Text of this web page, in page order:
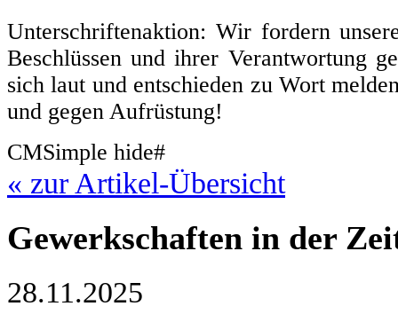
Unterschriftenaktion: Wir fordern
Beschlüssen und ihrer Verantwortung
sich laut und entschieden zu Wort
und gegen Aufrüstung!
CMSimple hide#
« zur Artikel-Übersicht
Gewerkschaften in der
28.11.2025